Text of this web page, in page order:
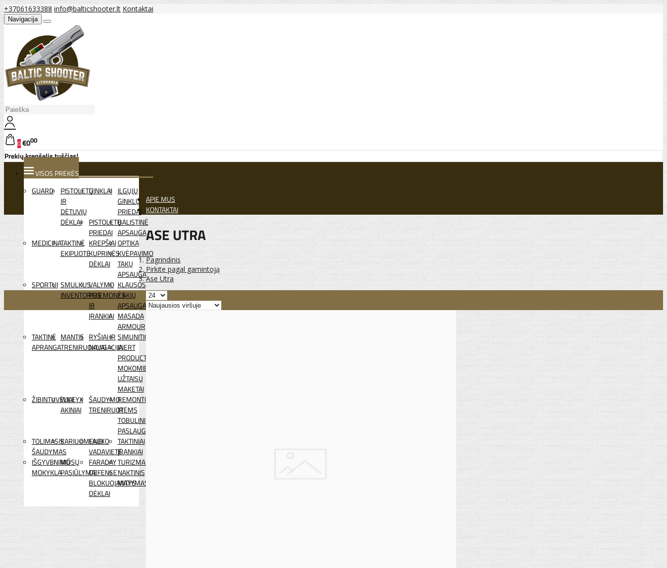
+37061633388 info@balticshooter.lt Kontaktai
Navigacija
0€000
Prekių krepšelis tuščias!
VISOS PREKĖS
GUARD
PISTOLETŲ
IR
DĖTUVIŲ
DĖKLAI
GINKLAI ILGŲJŲ
GINKLŲ
PRIEDAI
PISTOLETŲ
PRIEDAI
BALISTINĖ
APSAUGA
MEDICINATAKTINĖ
EKIPUOTĖ
KREPŠIAI
KUPRINĖS
DĖKLAI
OPTIKA
KVĖPAVIMO
TAKŲ
APSAUGA
SPORTUI SMULKUS
INVENTORIUS
VALYMO
PRIEMONĖS
IR
ĮRANKIAI
KLAUSOS
/ AKIŲ
APSAUGA
MASADA
ARMOUR
TAKTINĖ
APRANGA
MANTIS
TRENIRUOKLIAI
RYŠIAI IR
NAVIGACIJA
SIMUNITION
INERT
PRODUCTS
MOKOMIEJI
UŽTAISŲ
MAKETAI
ŽIBINTUVĖLIAI
WILEYX
AKINIAI
ŠAUDYMO
TRENIRUOTĖMS
REMONTO
IR
TOBULINIMO
PASLAUGOS
TOLIMASIS
ŠAUDYMAS
KARIUOMENEI
LAUKO
VADAVIETĖ
TAKTINIAI
ĮRANKIAI
IŠGYVENIMO
MOKYKLA
MŪSŲ
PASIŪLYMAI
FARADAY
DEFENSE
BLOKUOJANTYS
DĖKLAI
TURIZMAS
NAKTINIS
MATYMAS
APIE MUS
KONTAKTAI
ASE UTRA
Pagrindinis
Pirkite pagal gamintoją
Ase Utra